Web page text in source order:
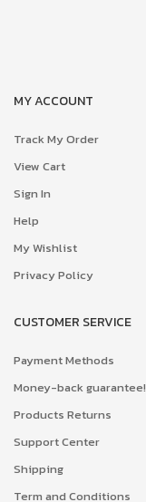
MY ACCOUNT
Track My Order
View Cart
Sign In
Help
My Wishlist
Privacy Policy
CUSTOMER SERVICE
Payment Methods
Money-back guarantee!
Products Returns
Support Center
Shipping
Term and Conditions